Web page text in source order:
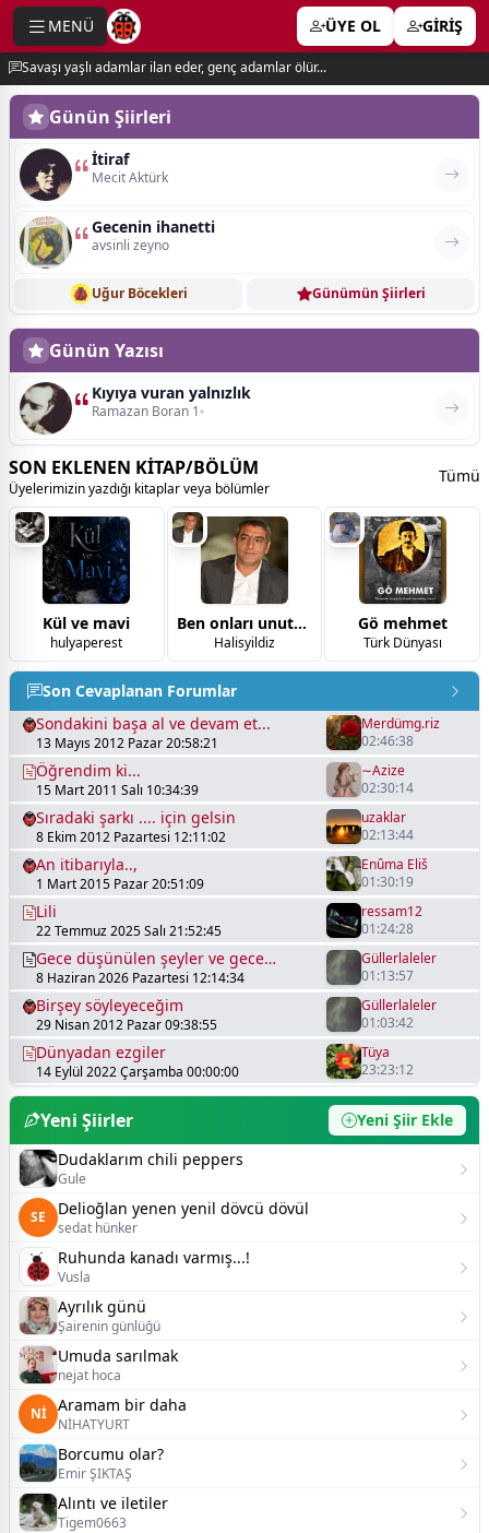
MENÜ ÜYE OL GİRİŞ
Savaşı yaşlı adamlar ilan eder, genç adamlar ölür...
Günün Şiirleri
İtiraf
Mecit Aktürk
Gecenin ihanetti
avsinli zeyno
Uğur Böcekleri Günümün Şiirleri
Günün Yazısı
Kıyıya vuran yalnızlık
Ramazan Boran 1
SON EKLENEN KİTAP/BÖLÜM
Üyelerimizin yazdığı kitaplar veya bölümler
Tümü
Kül ve mavi
hulyaperest
Ben onları unutmadım
Halisyildiz
Gö mehmet
Türk Dünyası
Son Cevaplanan Forumlar
Sondakini başa al ve devam et...
13 Mayıs 2012 Pazar 20:58:21
Merdümg.riz
02:46:38
Öğrendim ki...
15 Mart 2011 Salı 10:34:39
∼Azize
02:30:14
Sıradaki şarkı .... için gelsin
8 Ekim 2012 Pazartesi 12:11:02
uzaklar
02:13:44
An itibarıyla..,
1 Mart 2015 Pazar 20:51:09
Enûma Eliš
01:30:19
Lili
22 Temmuz 2025 Salı 21:52:45
ressam12
01:24:28
Gece düşünülen şeyler ve gece
şarkıları
8 Haziran 2026 Pazartesi 12:14:34
Güllerlaleler
01:13:57
Birşey söyleyeceğim
29 Nisan 2012 Pazar 09:38:55
Güllerlaleler
01:03:42
Dünyadan ezgiler
14 Eylül 2022 Çarşamba 00:00:00
Tüya
23:23:12
Yeni Şiirler
Yeni Şiir Ekle
Dudaklarım chili peppers
Gule
SE Delioğlan yenen yenil dövcü dövül
sedat hünker
Ruhunda kanadı varmış...!
Vusla
Ayrılık günü
Şairenin günlüğü
Umuda sarılmak
nejat hoca
Nİ Aramam bir daha
NİHATYURT
Borcumu olar?
Emir ŞIKTAŞ
Alıntı ve iletiler
Tigem0663
menu